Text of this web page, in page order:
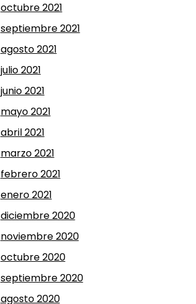
octubre 2021
septiembre 2021
agosto 2021
julio 2021
junio 2021
mayo 2021
abril 2021
marzo 2021
febrero 2021
enero 2021
diciembre 2020
noviembre 2020
octubre 2020
septiembre 2020
agosto 2020